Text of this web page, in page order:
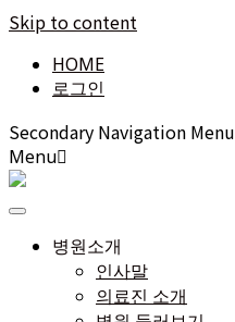
Skip to content
HOME
로그인
Secondary Navigation Menu
Menu
병원소개
인사말
의료진 소개